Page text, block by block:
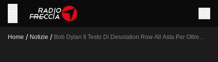
Home / Notizie / Bob Dylan Il Testo Di Desolation Row All Asta Per Oltre